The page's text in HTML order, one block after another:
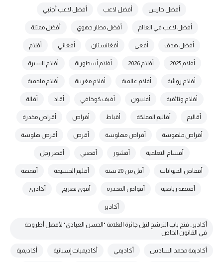
أفضل حارس أفضل لاعب أفضل لاعب أجنبي
أفضل لاعب في العالم أفضل مطار جهوي أفضل ممثلة
أفضل هدف أفعى أفغانستان أفغاني أفلام
أفلام 2025 أفلام 2026 أفلام أسطورية أفلام السيرة
أفلام روائية أفلام عالمية أفلام مغربية أفلام ملحمية
أفلام وثائقية أفنييون أفيف كوخافي أقاذ أقالة
أقاليم أقاليم المملكة أقباط أقراص أقراص مخدرة
أقراص ملهوسة أقراص مهلوسة أقرص أقرص هلوسة
أقسام التعلمية أقشور أقصبي أقصر رجل
أقفاص الحيوانات أقل من 20 سنة أقليم الحسيمة أقمصة
أقمصة رياضية أقواص المخدرة أقوى تصريح أكادري
أكادير
أكادير.. فتح باب الترشح لنيل جائزة العلامة "الحسن العبادي" لأفضل أطروحة
في القانون الخاص
أكاديمة محمد السادس أكاديمي أكاديميات إسبانية أكاديمية